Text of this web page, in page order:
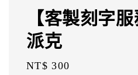
【客製刻字
派克
Regular
NT$ 300